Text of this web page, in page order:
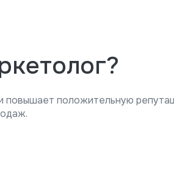
повышает положительную